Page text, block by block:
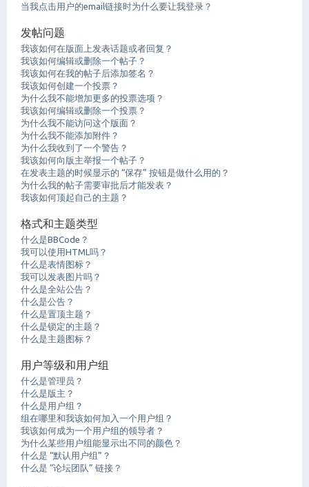
当我点击用户的email链接时为什么要让我登录？
发帖问题
我该如何在版面上发表话题或者回复？
我该如何编辑或删除一个帖子？
我该如何在我的帖子后添加签名？
我该如何创建一个投票？
为什么我不能增加更多的投票选项？
我该如何编辑或删除一个投票？
为什么我不能访问这个版面？
为什么我不能添加附件？
为什么我收到了一个警告？
我该如何向版主举报一个帖子？
在发表主题的时候显示的 “保存” 按钮是做什么用的？
为什么我的帖子需要审批后才能发表？
我该如何顶起自己的主题？
格式和主题类型
什么是BBCode？
我可以使用HTML吗？
什么是表情图标？
我可以发表图片吗？
什么是全站公告？
什么是公告？
什么是置顶主题？
什么是锁定的主题？
什么是主题图标？
用户等级和用户组
什么是管理员？
什么是版主？
什么是用户组？
组在哪里和我该如何加入一个用户组？
我该如何成为一个用户组的领导者？
为什么某些用户组能显示出不同的颜色？
什么是 “默认用户组”？
什么是 “论坛团队” 链接？